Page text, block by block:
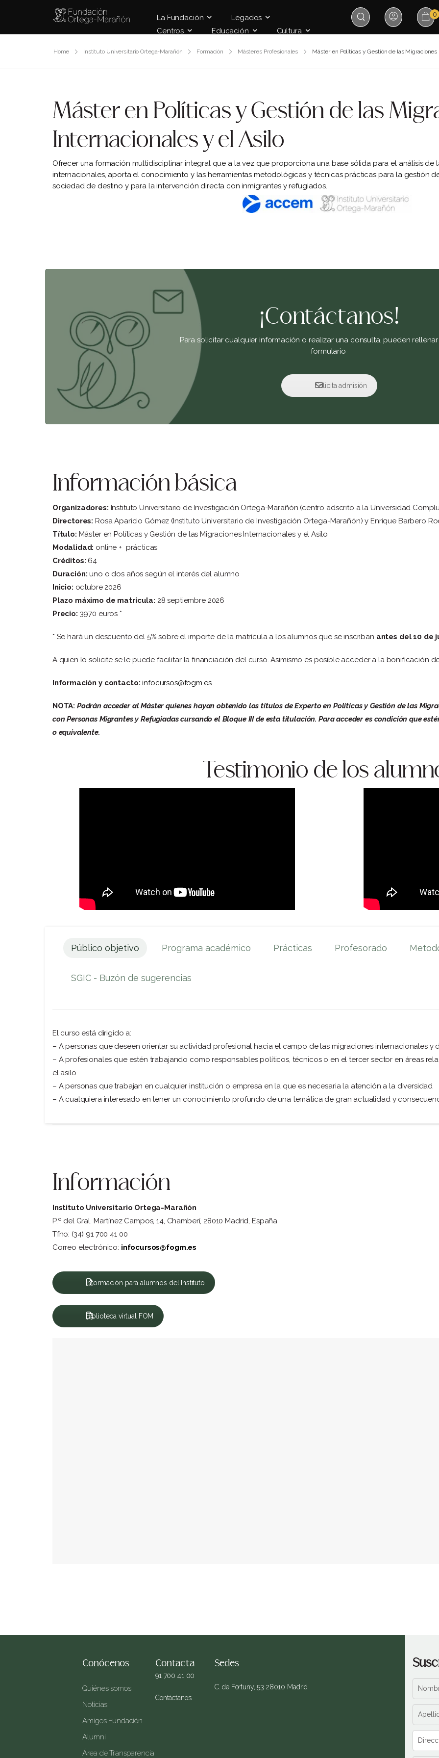
La Fundación
Legados
Centros
Educación Cultura
0
Home Instituto Universitario Ortega-Marañón Formación Másteres Profesionales Máster en Políticas y Gestión de las
Máster en Políticas y Gestión de las
Internacionales y el Asilo
Ofrecer una formación multidisciplinar integral que a la vez que proporciona una base sólida para el análisis
internacionales, aporta el conocimiento y las herramientas metodológicas y técnicas prácticas para la gestión
sociedad de destino y para la intervención directa con inmigrantes y refugiados.
¡Contáctanos!
Para solicitar cualquier información o realizar una consulta, pueden
formulario
Solicita admisión
Información básica
Organizadores: Instituto Universitario de Investigación Ortega-Marañón (centro adscrito a la Universidad
Directores: Rosa Aparicio Gómez (Instituto Universitario de Investigación Ortega-Marañón) y Enrique Barbero
Título: Máster en Políticas y Gestión de las Migraciones Internacionales y el Asilo
Modalidad: online + prácticas
Créditos: 64
Duración: uno o dos años según el interés del alumno
Inicio: octubre 2026
Plazo máximo de matrícula: 28 septiembre 2026
Precio: 3970 euros *
* Se hará un descuento del 5% sobre el importe de la matrícula a los alumnos que se inscriban antes del 10 de
A quien lo solicite se le puede facilitar la financiación del curso. Asimismo es posible acceder a la bonificación de
Información y contacto: infocursos@fogm.es
NOTA: Podrán acceder al Máster quienes hayan obtenido los títulos de Experto en Políticas y Gestión de las
con Personas Migrantes y Refugiadas cursando el Bloque III de esta titulación. Para acceder es condición que
o equivalente.
Testimonio de los
Público objetivo Programa académico Prácticas Profesorado
SGIC - Buzón de sugerencias
El curso está dirigido a:
– A personas que deseen orientar su actividad profesional hacia el campo de las migraciones internacionales
– A profesionales que estén trabajando como responsables políticos, técnicos o en el tercer sector en áreas
el asilo
– A personas que trabajan en cualquier institución o empresa en la que es necesaria la atención a la diversidad
– A cualquiera interesado en tener un conocimiento profundo de una temática de gran actualidad y
Información
Instituto Universitario Ortega-Marañón
P.º del Gral. Martínez Campos, 14, Chamberí, 28010 Madrid, España
Tfno: (34) 91 700 41 00
Correo electrónico: infocursos@fogm.es
Información para alumnos del Instituto
Biblioteca virtual FOM
Conócenos
Quiénes somos
Noticias
Amigos Fundación
Alumni
Área de Transparencia
Contacta
91 700 41 00
Contáctanos
Sedes
C. de Fortuny, 53 28010 Madrid